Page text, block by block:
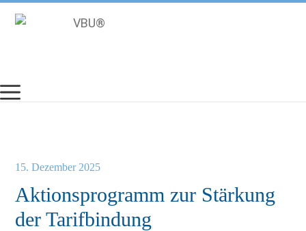
Inhalt
Aktionsprogramm zur Stärkung
der Tarifbindung
15. Dezember 2025